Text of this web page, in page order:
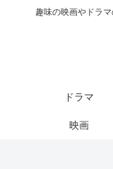
趣味の映画やドラ
ドラマ
映画